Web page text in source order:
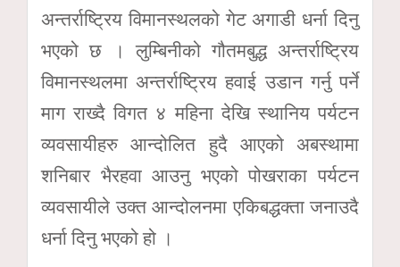
अन्तर्राष्ट्रिय विमानस्थलको गेट अगाडी धर्ना दिनु
भएको छ । लुम्बिनीको गौतमबुद्ध अन्तर्राष्ट्रिय
विमानस्थलमा अन्तर्राष्ट्रिय हवाई उडान गर्नु पर्ने
माग राख्दै विगत ४ महिना देखि स्थानिय पर्यटन
व्यवसायीहरु आन्दोलित हुदै आएको अबस्थामा
शनिबार भैरहवा आउनु भएको पोखराका पर्यटन
व्यवसायीले उक्त आन्दोलनमा एकिबद्धक्ता जनाउदै
धर्ना दिनु भएको हो ।